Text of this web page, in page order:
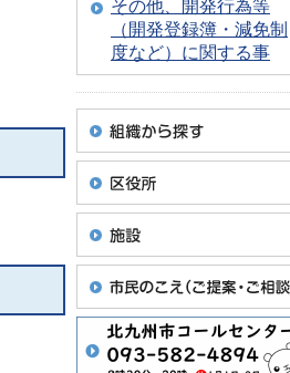
その他、開発行為等
（開発登録簿・減免制
度など）に関する事